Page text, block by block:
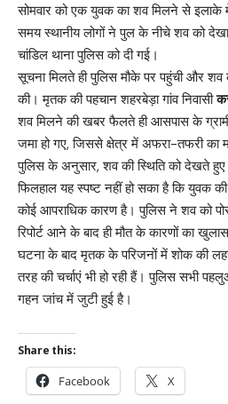
सोमवार को एक युवक का शव मिलने से
समय स्थानीय लोगों ने पुल के नीचे शव को
चांडिल थाना पुलिस को दी गई।
सूचना मिलते ही पुलिस मौके पर पहुंची और
की। मृतक की पहचान शहरबेड़ा गांव निवासी
शव मिलने की खबर फैलते ही आसपास के
जमा हो गए, जिससे क्षेत्र में अफरा-तफरी का
पुलिस के अनुसार, शव की स्थिति को देखते हुए
फिलहाल यह स्पष्ट नहीं हो सका है कि युवक
कोई आपराधिक कारण है। पुलिस ने शव को
रिपोर्ट आने के बाद ही मौत के कारणों का
घटना के बाद मृतक के परिजनों में शोक की
तरह की चर्चाएं भी हो रही हैं। पुलिस सभी
गहन जांच में जुटी हुई है।
Share this:
Facebook X